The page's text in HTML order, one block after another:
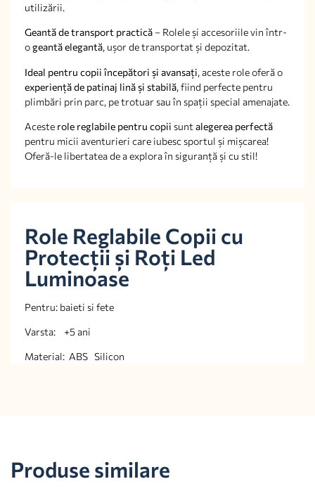
utilizării.
Geantă de transport practică – Rolele și accesoriile vin într-
ogeantă elegantă, ușor de transportat și depozitat.
Ideal pentru copii începători și avansați, aceste role oferă o
experiență de patinaj lină și stabilă, fiind perfecte pentru
plimbări prin parc, pe trotuar sau în spații special amenajate.
Aceste role reglabile pentru copii suntalegerea perfectă
pentru micii aventurieri care iubesc sportul și mișcarea!
Oferă-le libertatea de a explora în siguranță și cu stil!
Role Reglabile Copii cu
Protecții și Roți Led
Luminoase
Pentru: baieti si fete
Varsta: +5 ani
Material: ABS Silicon
Produse similare